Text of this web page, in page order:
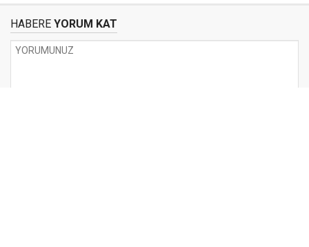
HABERE YORUM KAT